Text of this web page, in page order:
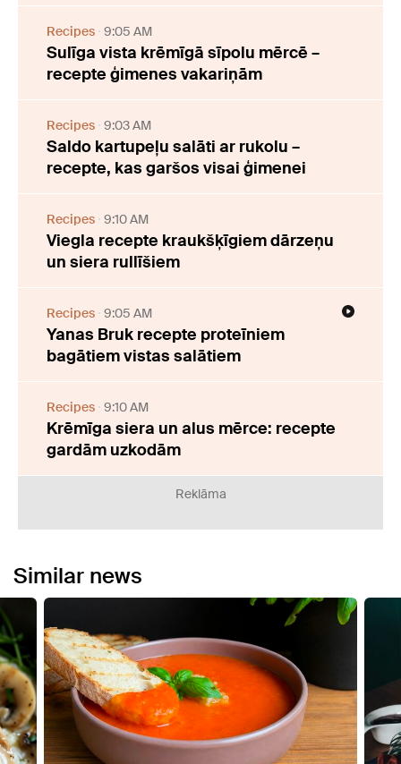
Recipes 9:05 AM
Sulīga vista krēmīgā sīpolu mērcē –
recepte ģimenes vakariņām
Recipes 9:03 AM
Saldo kartupeļu salāti ar rukolu –
recepte, kas garšos visai ģimenei
Recipes 9:10 AM
Viegla recepte kraukšķīgiem dārzeņu
un siera rullīšiem
Recipes 9:05 AM
Yanas Bruk recepte proteīniem
bagātiem vistas salātiem
Recipes 9:10 AM
Krēmīga siera un alus mērce: recepte
gardām uzkodām
Reklāma
Similar news